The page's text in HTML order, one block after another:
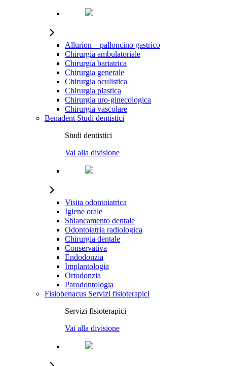
Allurion – palloncino gastrico
Chirurgia ambulatoriale
Chirurgia bariatrica
Chirurgia generale
Chirurgia oculistica
Chirurgia plastica
Chirurgia uro-ginecologica
Chirurgia vascolare
Benadent Studi dentistici
Studi dentistici
Vai alla divisione
Visita odontoiatrica
Igiene orale
Sbiancamento dentale
Odontoiatria radiologica
Chirurgia dentale
Conservativa
Endodonzia
Implantologia
Ortodonzia
Parodontologia
Fisiobenacus Servizi fisioterapici
Servizi fisioterapici
Vai alla divisione